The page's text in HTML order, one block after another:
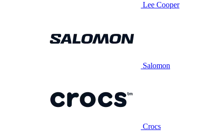
Lee Cooper
Salomon
Crocs